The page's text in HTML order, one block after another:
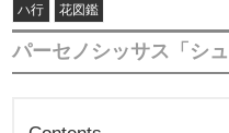
ハ行 花図鑑
パーセノシッサス「シュ